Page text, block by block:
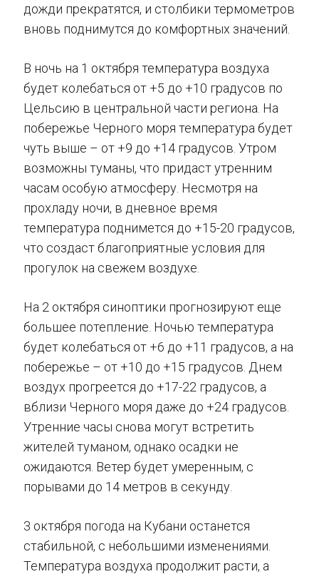
дожди прекратятся, и столбики термометров
вновь поднимутся до комфортных значений.
В ночь на 1 октября температура воздуха
будет колебаться от +5 до +10 градусов по
Цельсию в центральной части региона. На
побережье Черного моря температура будет
чуть выше – от +9 до +14 градусов. Утром
возможны туманы, что придаст утренним
часам особую атмосферу. Несмотря на
прохладу ночи, в дневное время
температура поднимется до +15-20 градусов,
что создаст благоприятные условия для
прогулок на свежем воздухе.
На 2 октября синоптики прогнозируют еще
большее потепление. Ночью температура
будет колебаться от +6 до +11 градусов, а на
побережье – от +10 до +15 градусов. Днем
воздух прогреется до +17-22 градусов, а
вблизи Черного моря даже до +24 градусов.
Утренние часы снова могут встретить
жителей туманом, однако осадки не
ожидаются. Ветер будет умеренным, с
порывами до 14 метров в секунду.
3 октября погода на Кубани останется
стабильной, с небольшими изменениями.
Температура воздуха продолжит расти, а